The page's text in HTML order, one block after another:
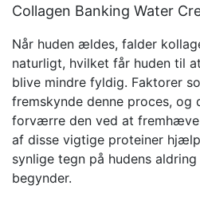
Collagen Banking Water
Når huden ældes, falder
naturligt, hvilket får huden til
blive mindre fyldig. Faktorer
fremskynde denne proces, og
forværre den ved at fremhæve
af disse vigtige proteiner
synlige tegn på hudens
begynder.